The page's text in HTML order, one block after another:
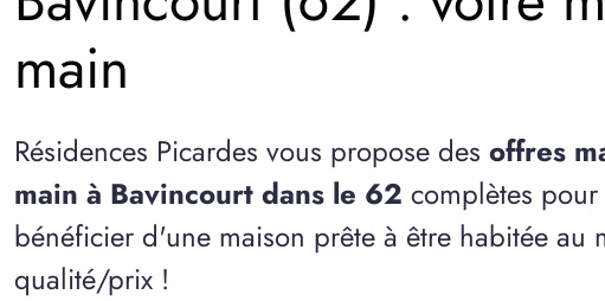
main
Résidences Picardes vous propose des offres
main à Bavincourt dans le 62 complètes
bénéficier d'une maison prête à être habitée au
qualité/prix !